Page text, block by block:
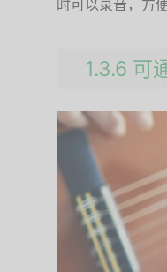
时可以录音，方
1.3.6 可